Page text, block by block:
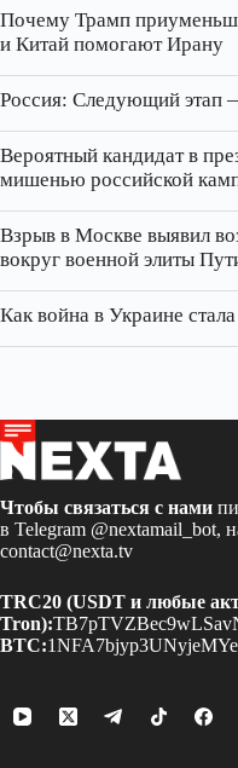
Почему Трамп
и Китай помогают Ирану
Россия: Следующий этап
Вероятный кандидат в
мишенью российской
Взрыв в Москве выявил
вокруг военной элиты
Как война в Украине
Чтобы связаться с нами
в Telegram @nextamail_bot,
contact@nexta.tv
TRC20 (USDT и любые
Tron):
BTC: